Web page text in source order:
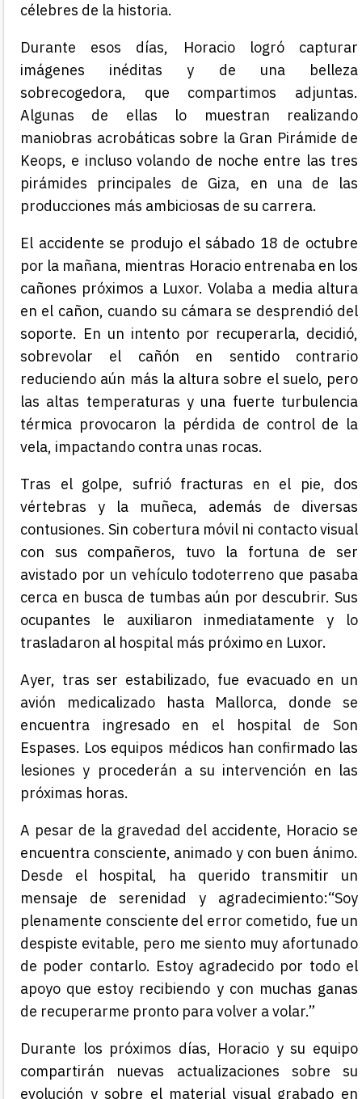
célebres de la historia.
Durante esos días, Horacio logró capturar
imágenes inéditas y de una belleza
sobrecogedora, que compartimos adjuntas.
Algunas de ellas lo muestran realizando
maniobras acrobáticas sobre la Gran Pirámide de
Keops, e incluso volando de noche entre las tres
pirámides principales de Giza, en una de las
producciones más ambiciosas de su carrera.
El accidente se produjo el sábado 18 de octubre
por la mañana, mientras Horacio entrenaba en los
cañones próximos a Luxor. Volaba a media altura
en el cañon, cuando su cámara se desprendió del
soporte. En un intento por recuperarla, decidió,
sobrevolar el cañón en sentido contrario
reduciendo aún más la altura sobre el suelo, pero
las altas temperaturas y una fuerte turbulencia
térmica provocaron la pérdida de control de la
vela, impactando contra unas rocas.
Tras el golpe, sufrió fracturas en el pie, dos
vértebras y la muñeca, además de diversas
contusiones. Sin cobertura móvil ni contacto visual
con sus compañeros, tuvo la fortuna de ser
avistado por un vehículo todoterreno que pasaba
cerca en busca de tumbas aún por descubrir. Sus
ocupantes le auxiliaron inmediatamente y lo
trasladaron al hospital más próximo en Luxor.
Ayer, tras ser estabilizado, fue evacuado en un
avión medicalizado hasta Mallorca, donde se
encuentra ingresado en el hospital de Son
Espases. Los equipos médicos han confirmado las
lesiones y procederán a su intervención en las
próximas horas.
A pesar de la gravedad del accidente, Horacio se
encuentra consciente, animado y con buen ánimo.
Desde el hospital, ha querido transmitir un
mensaje de serenidad y agradecimiento:“Soy
plenamente consciente del error cometido, fue un
despiste evitable, pero me siento muy afortunado
de poder contarlo. Estoy agradecido por todo el
apoyo que estoy recibiendo y con muchas ganas
de recuperarme pronto para volver a volar.”
Durante los próximos días, Horacio y su equipo
compartirán nuevas actualizaciones sobre su
evolución y sobre el material visual grabado en